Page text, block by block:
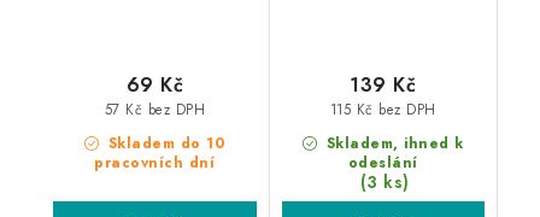
Skladem do 10
pracovních dní
57 Kč bez DPH
69 Kč
Skladem, ihned k
odeslání
(3 ks)
115 Kč bez DPH
139 Kč